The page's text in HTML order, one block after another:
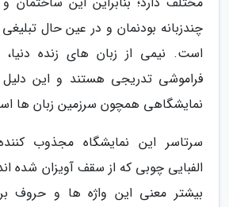
چندزبانه بودنمان و در عین حال
است. نیمی از زبان های زنده
فراموشی تدریجی هستند و این دلیل
نمایشگاهی همچون سرزمین زبان ها
سرتاسر این نمایشگاه مجذوب
الفبایی چوبی که از سقف آویزان شده
بیشتر معنی این واژه ها و حروف